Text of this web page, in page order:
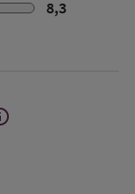
8,3